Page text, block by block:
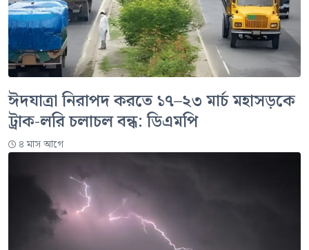
ঈদযাত্রা নিরাপদ করতে ১৭–২৩ মার্চ মহাসড়কে
ট্রাক-লরি চলাচল বন্ধ: ডিএমপি
৪ মাস আগে